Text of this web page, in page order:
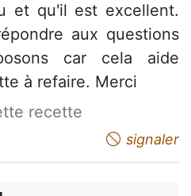
et qu'il est excellent.
aux questions
car cela aide
à refaire. Merci
recette
appreciate signaler